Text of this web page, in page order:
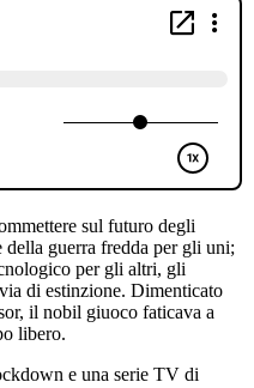
sul futuro degli
guerra fredda per gli uni;
per gli altri, gli
di estinzione. Dimenticato
il nobil giuoco faticava a
libero.
e una serie TV di